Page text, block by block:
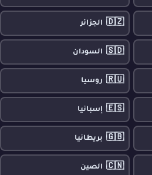
🇩🇿 الجزائر
🇸🇩 السودان
🇷🇺 روسيا
🇪🇸 إسبانيا
🇬🇧 بريطانيا
🇨🇳 الصين